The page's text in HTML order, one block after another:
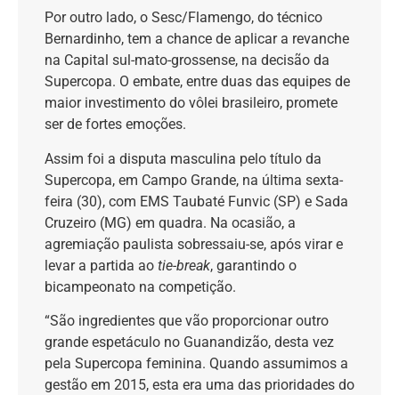
Por outro lado, o Sesc/Flamengo, do técnico
Bernardinho, tem a chance de aplicar a revanche
na Capital sul-mato-grossense, na decisão da
Supercopa. O embate, entre duas das equipes de
maior investimento do vôlei brasileiro, promete
ser de fortes emoções.
Assim foi a disputa masculina pelo título da
Supercopa, em Campo Grande, na última sexta-
feira (30), com EMS Taubaté Funvic (SP) e Sada
Cruzeiro (MG) em quadra. Na ocasião, a
agremiação paulista sobressaiu-se, após virar e
levar a partida ao tie-break, garantindo o
bicampeonato na competição.
“São ingredientes que vão proporcionar outro
grande espetáculo no Guanandizão, desta vez
pela Supercopa feminina. Quando assumimos a
gestão em 2015, esta era uma das prioridades do